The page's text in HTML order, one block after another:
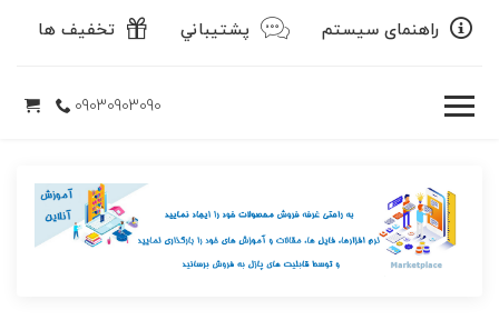
راهنمای سیستم پشتيباني تخفیف ها
09030903090